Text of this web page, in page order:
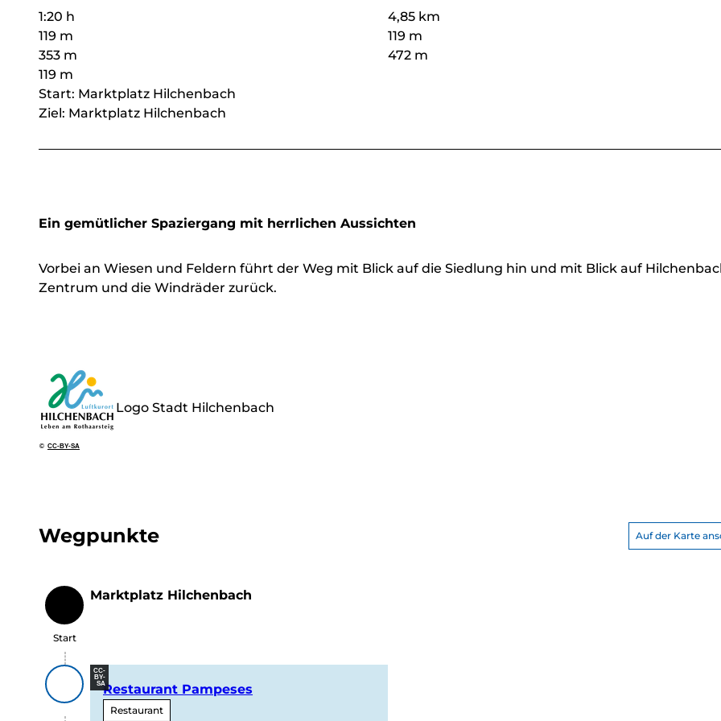
1:20 h
4,85 km
119 m
119 m
353 m
472 m
119 m
Start: Marktplatz Hilchenbach
Ziel: Marktplatz Hilchenbach
Ein gemütlicher Spaziergang mit herrlichen Aussichten
Vorbei an Wiesen und Feldern führt der Weg mit Blick auf die Siedlung hin und mit Blick auf
Zentrum und die Windräder zurück.
© CC-BY-SA
Logo Stadt Hilchenbach
Wegpunkte Auf der Karte
Start
Start
Marktplatz Hilchenbach
CC-
BY-
SARestaurant Pampeses
Restaurant